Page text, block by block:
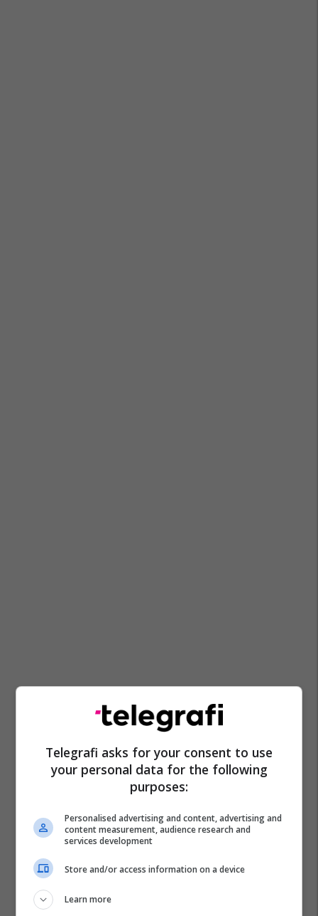
Reformat Në Maqedoni
Telegrafi asks for your consent to use
your personal data for the following
purposes:
Personalised advertising and content, advertising and
content measurement, audience research and
services development
Store and/or access information on a device
Learn more